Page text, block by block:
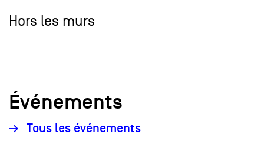
Hors les murs
Événements
Tous les événements